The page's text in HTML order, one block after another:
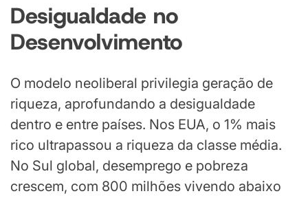
Desigualdade no
Desenvolvimento
O modelo neoliberal privilegia geração de
riqueza, aprofundando a desigualdade
dentro e entre países. Nos EUA, o 1% mais
rico ultrapassou a riqueza da classe média.
No Sul global, desemprego e pobreza
crescem, com 800 milhões vivendo abaixo